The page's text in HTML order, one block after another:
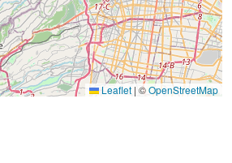
Leaflet | ©OpenStreetMap